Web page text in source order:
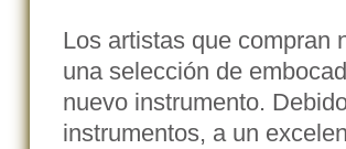
Los artistas que compran
una selección de
nuevo instrumento.
instrumentos, a un